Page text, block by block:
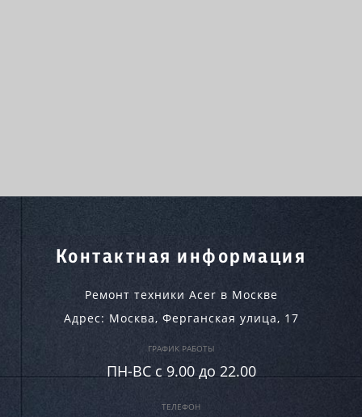
Контактная информация
Ремонт техники Acer в Москве
Адрес: Москва, Ферганская улица, 17
ГРАФИК РАБОТЫ
ПН-ВC c 9.00 до 22.00
ТЕЛЕФОН